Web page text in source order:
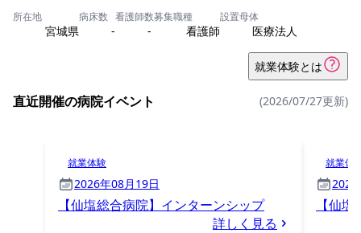
所在地
宮城県
病床数
-
看護師数
-
募集職種
看護師
設置母体
医療法人
就業体験とは
直近開催の病院イベント (2026/07/27更新)
就業体験
2026年08月19日
【仙塩総合病院】インターンシップ
詳しく見る
就業体
2026
【仙